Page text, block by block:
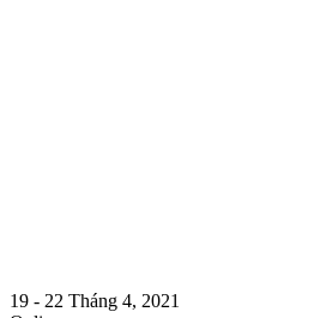
19 - 22 Tháng 4, 2021